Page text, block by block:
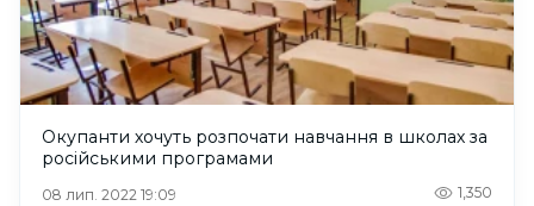
Окупанти хочуть розпочати навчання в школах за
російськими програмами
08 лип. 2022 19:09 1,350